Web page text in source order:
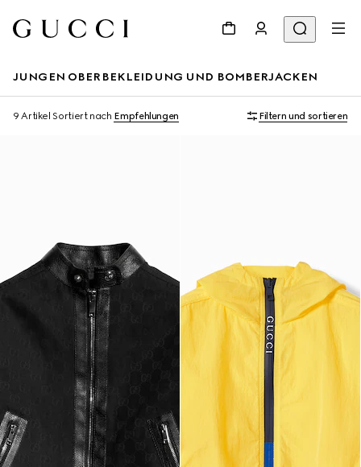
JUNGEN OBERBEKLEIDUNG UND BOMBERJACKEN
9 Artikel Sortiert nach Empfehlungen Filtern und sortieren